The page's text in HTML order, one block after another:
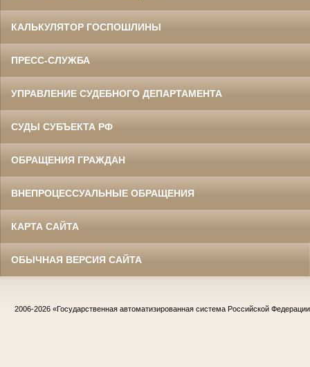
КАЛЬКУЛЯТОР ГОСПОШЛИНЫ
ПРЕСС-СЛУЖБА
УПРАВЛЕНИЕ СУДЕБНОГО ДЕПАРТАМЕНТА
СУДЫ СУБЪЕКТА РФ
ОБРАЩЕНИЯ ГРАЖДАН
ВНЕПРОЦЕССУАЛЬНЫЕ ОБРАЩЕНИЯ
КАРТА САЙТА
ОБЫЧНАЯ ВЕРСИЯ САЙТА
2006-2026 «Государственная автоматизированная система Российской